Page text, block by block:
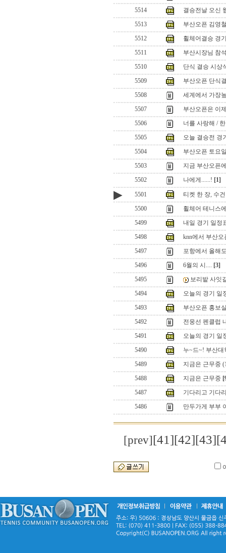
5514
결승전날 오신
5513
부산오픈 김영
5512
휠체어결승 경
5511
부산시장님 참
5510
단식 결승 시상
5509
부산오픈 단식
5508
세계에서 가장
5507
부산오픈은 이
5506
너를 사랑해 /
5505
오늘 결승전 경
5504
부산오픈 토요
5503
지금 부산오픈
5502
나에게......! [1]
▶ 5501
티켓 한 장, 수
5500
휠체어 테니스
5499
내일 경기 일정
5498
knn에서 부산오
5497
포항에서 올해
5496
6월의 시.... [3]
5495
보리밭 사잇
5494
오늘의 경기 일
5493
부산오픈 홍보
5492
전웅선 펜클럽
5491
오늘의 경기 일
5490
누~드~! 부산대
5489
지금은 근무중
5488
지금은 근무중
5487
기다리고 기다
5486
만두가게 부부
[prev][41][42][43]